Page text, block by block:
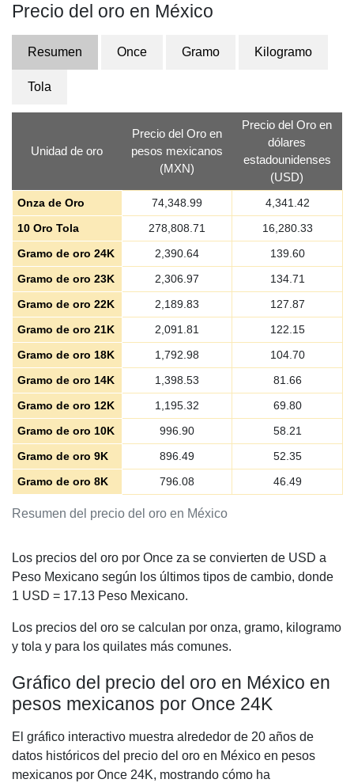
Precio del oro en México
Resumen Once Gramo Kilogramo
Tola
Resumen del precio del oro en México
Unidad de oro
Precio del Oro en
pesos mexicanos
(MXN)
Precio del Oro en
dólares
estadounidenses
(USD)
Onza de Oro 74,348.99
4,341.42
10 Oro Tola
278,808.71
16,280.33
Gramo de oro 24K
2,390.64
139.60
Gramo de oro 23K
2,306.97
134.71
Gramo de oro 22K
2,189.83
127.87
Gramo de oro 21K
2,091.81
122.15
Gramo de oro 18K
1,792.98
104.70
Gramo de oro 14K
1,398.53
81.66
Gramo de oro 12K
1,195.32
69.80
Gramo de oro 10K
996.90
58.21
Gramo de oro 9K
896.49
52.35
Gramo de oro 8K
796.08 46.49
Los precios del oro por Once za se convierten de USD a
Peso Mexicano según los últimos tipos de cambio, donde
1 USD = 17.13 Peso Mexicano.
Los precios del oro se calculan por onza, gramo, kilogramo
y tola y para los quilates más comunes.
Gráfico del precio del oro en México en
pesos mexicanos por Once 24K
El gráfico interactivo muestra alrededor de 20 años de
datos históricos del precio del oro en México en pesos
mexicanos por Once 24K, mostrando cómo ha